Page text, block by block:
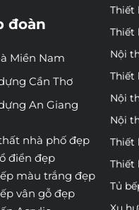
đoàn
Miền Nam
Cần Thơ
An Giang
nhà phố đẹp
điển đẹp
màu trắng đẹp
vân gỗ đẹp
Thiết
Thiết
Nội
Thiết
Nội
Nội
Thiết
Thiết
Tủ